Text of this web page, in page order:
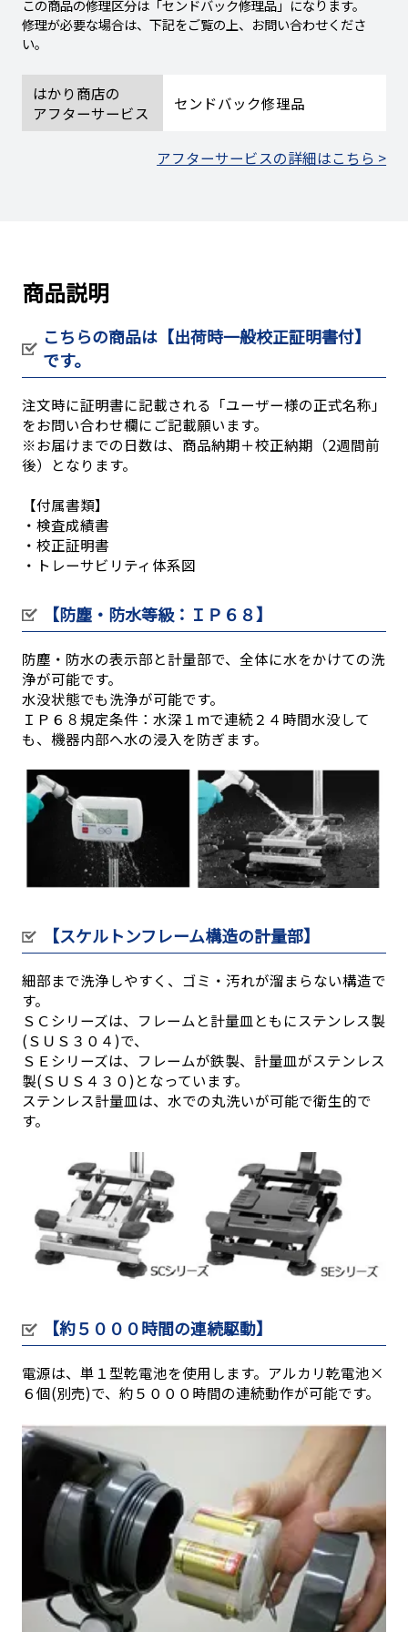
この商品の修理区分は「センドバック修理品」になります。
修理が必要な場合は、下記をご覧の上、お問い合わせくださ
い。
はかり商店の
アフターサービス
センドバック修理品
アフターサービスの詳細はこちら >
商品説明
こちらの商品は【出荷時一般校正証明書付】
です。
注文時に証明書に記載される「ユーザー様の正式名称」
をお問い合わせ欄にご記載願います。
※お届けまでの日数は、商品納期＋校正納期（2週間前
後）となります。
【付属書類】
・検査成績書
・校正証明書
・トレーサビリティ体系図
【防塵・防水等級：ＩＰ６８】
防塵・防水の表示部と計量部で、全体に水をかけての洗
浄が可能です。
水没状態でも洗浄が可能です。
ＩＰ６８規定条件：水深１mで連続２４時間水没して
も、機器内部へ水の浸入を防ぎます。
【スケルトンフレーム構造の計量部】
細部まで洗浄しやすく、ゴミ・汚れが溜まらない構造で
す。
ＳＣシリーズは、フレームと計量皿ともにステンレス製
(ＳＵＳ３０４)で、
ＳＥシリーズは、フレームが鉄製、計量皿がステンレス
製(ＳＵＳ４３０)となっています。
ステンレス計量皿は、水での丸洗いが可能で衛生的で
す。
【約５０００時間の連続駆動】
電源は、単１型乾電池を使用します。アルカリ乾電池×
６個(別売)で、約５０００時間の連続動作が可能です。